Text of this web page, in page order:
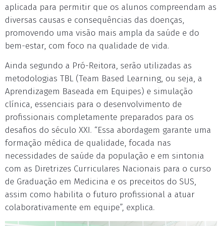
aplicada para permitir que os alunos compreendam as
diversas causas e consequências das doenças,
promovendo uma visão mais ampla da saúde e do
bem-estar, com foco na qualidade de vida.
Ainda segundo a Pró-Reitora, serão utilizadas as
metodologias TBL (Team Based Learning, ou seja, a
Aprendizagem Baseada em Equipes) e simulação
clínica, essenciais para o desenvolvimento de
profissionais completamente preparados para os
desafios do século XXI. “Essa abordagem garante uma
formação médica de qualidade, focada nas
necessidades de saúde da população e em sintonia
com as Diretrizes Curriculares Nacionais para o curso
de Graduação em Medicina e os preceitos do SUS,
assim como habilita o futuro profissional a atuar
colaborativamente em equipe”, explica.